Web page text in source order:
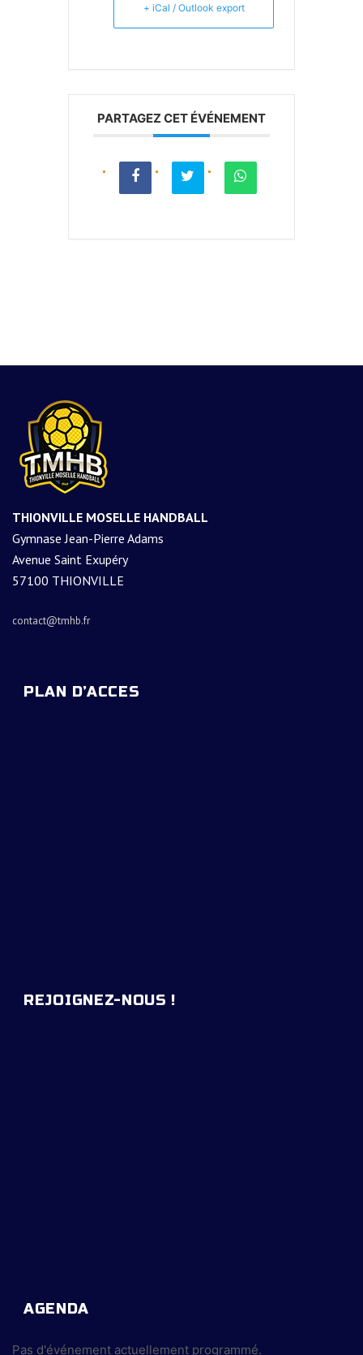
+ iCal / Outlook export
PARTAGEZ CET ÉVÉNEMENT
THIONVILLE MOSELLE HANDBALL
Gymnase Jean-Pierre Adams
Avenue Saint Exupéry
57100 THIONVILLE
contact@tmhb.fr
PLAN D’ACCES
REJOIGNEZ-NOUS !
AGENDA
Pas d'événement actuellement programmé.